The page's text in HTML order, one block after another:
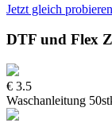
Jetzt gleich probieren
DTF und Flex
€ 3.5
Waschanleitung